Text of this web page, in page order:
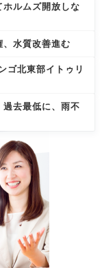
ホルムズ開放しな
、水質改善進む
ゴ北東部イトゥリ
過去最低に、雨不